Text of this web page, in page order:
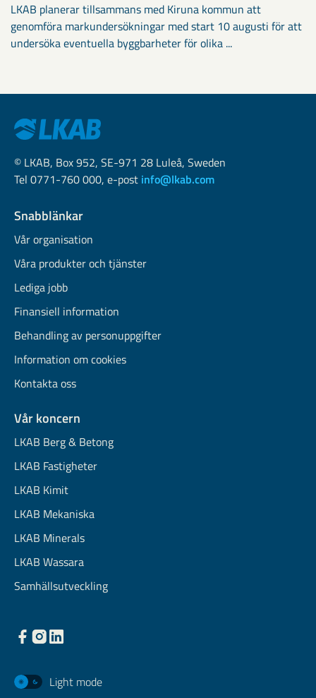
LKAB planerar tillsammans med Kiruna kommun att
genomföra markundersökningar med start 10 augusti för att
undersöka eventuella byggbarheter för olika ...
© LKAB, Box 952, SE-971 28 Luleå, Sweden
Tel 0771-760 000, e-post info@lkab.com
Snabblänkar
Vår organisation
Våra produkter och tjänster
Lediga jobb
Finansiell information
Behandling av personuppgifter
Information om cookies
Kontakta oss
Vår koncern
LKAB Berg & Betong
LKAB Fastigheter
LKAB Kimit
LKAB Mekaniska
LKAB Minerals
LKAB Wassara
Samhällsutveckling
Light mode